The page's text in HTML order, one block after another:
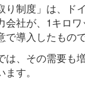
り制度」は、ド
社が、1キロ
導入したもので
は、その需要も
す。